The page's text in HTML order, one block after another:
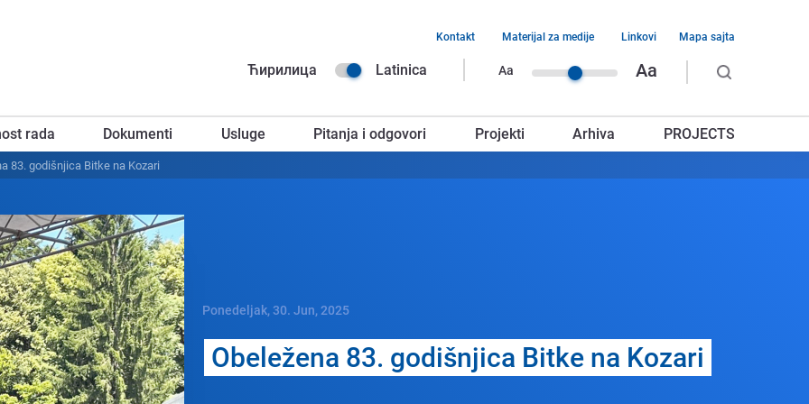
Ћирилица Latinica Aa Aa
Navigacija
zaglavlja
Kontakt Materijal za medije Linkovi Mapa sajta
rada Dokumenti Usluge Pitanja i odgovori Projekti Arhiva PROJECTS
83. godišnjica Bitkе na Kozari
Ponedeljak, 30. Jun, 2025
Obеlеžеna 83. godišnjica Bitkе na Kozari